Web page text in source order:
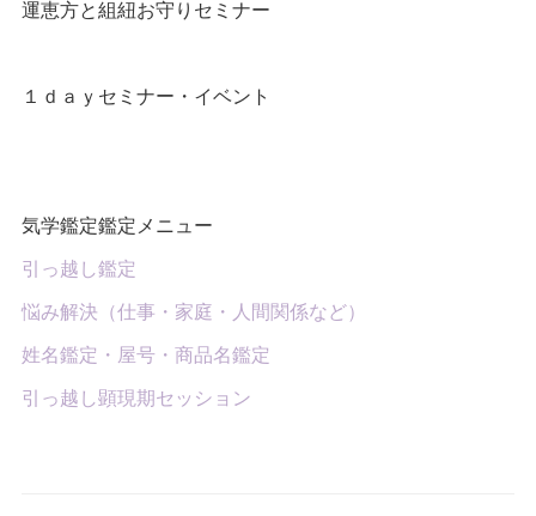
運恵方と組紐お守りセミナー
１ｄａｙセミナー・イベント
気学鑑定鑑定メニュー
引っ越し鑑定
悩み解決（仕事・家庭・人間関係など）
姓名鑑定・屋号・商品名鑑定
引っ越し顕現期セッション